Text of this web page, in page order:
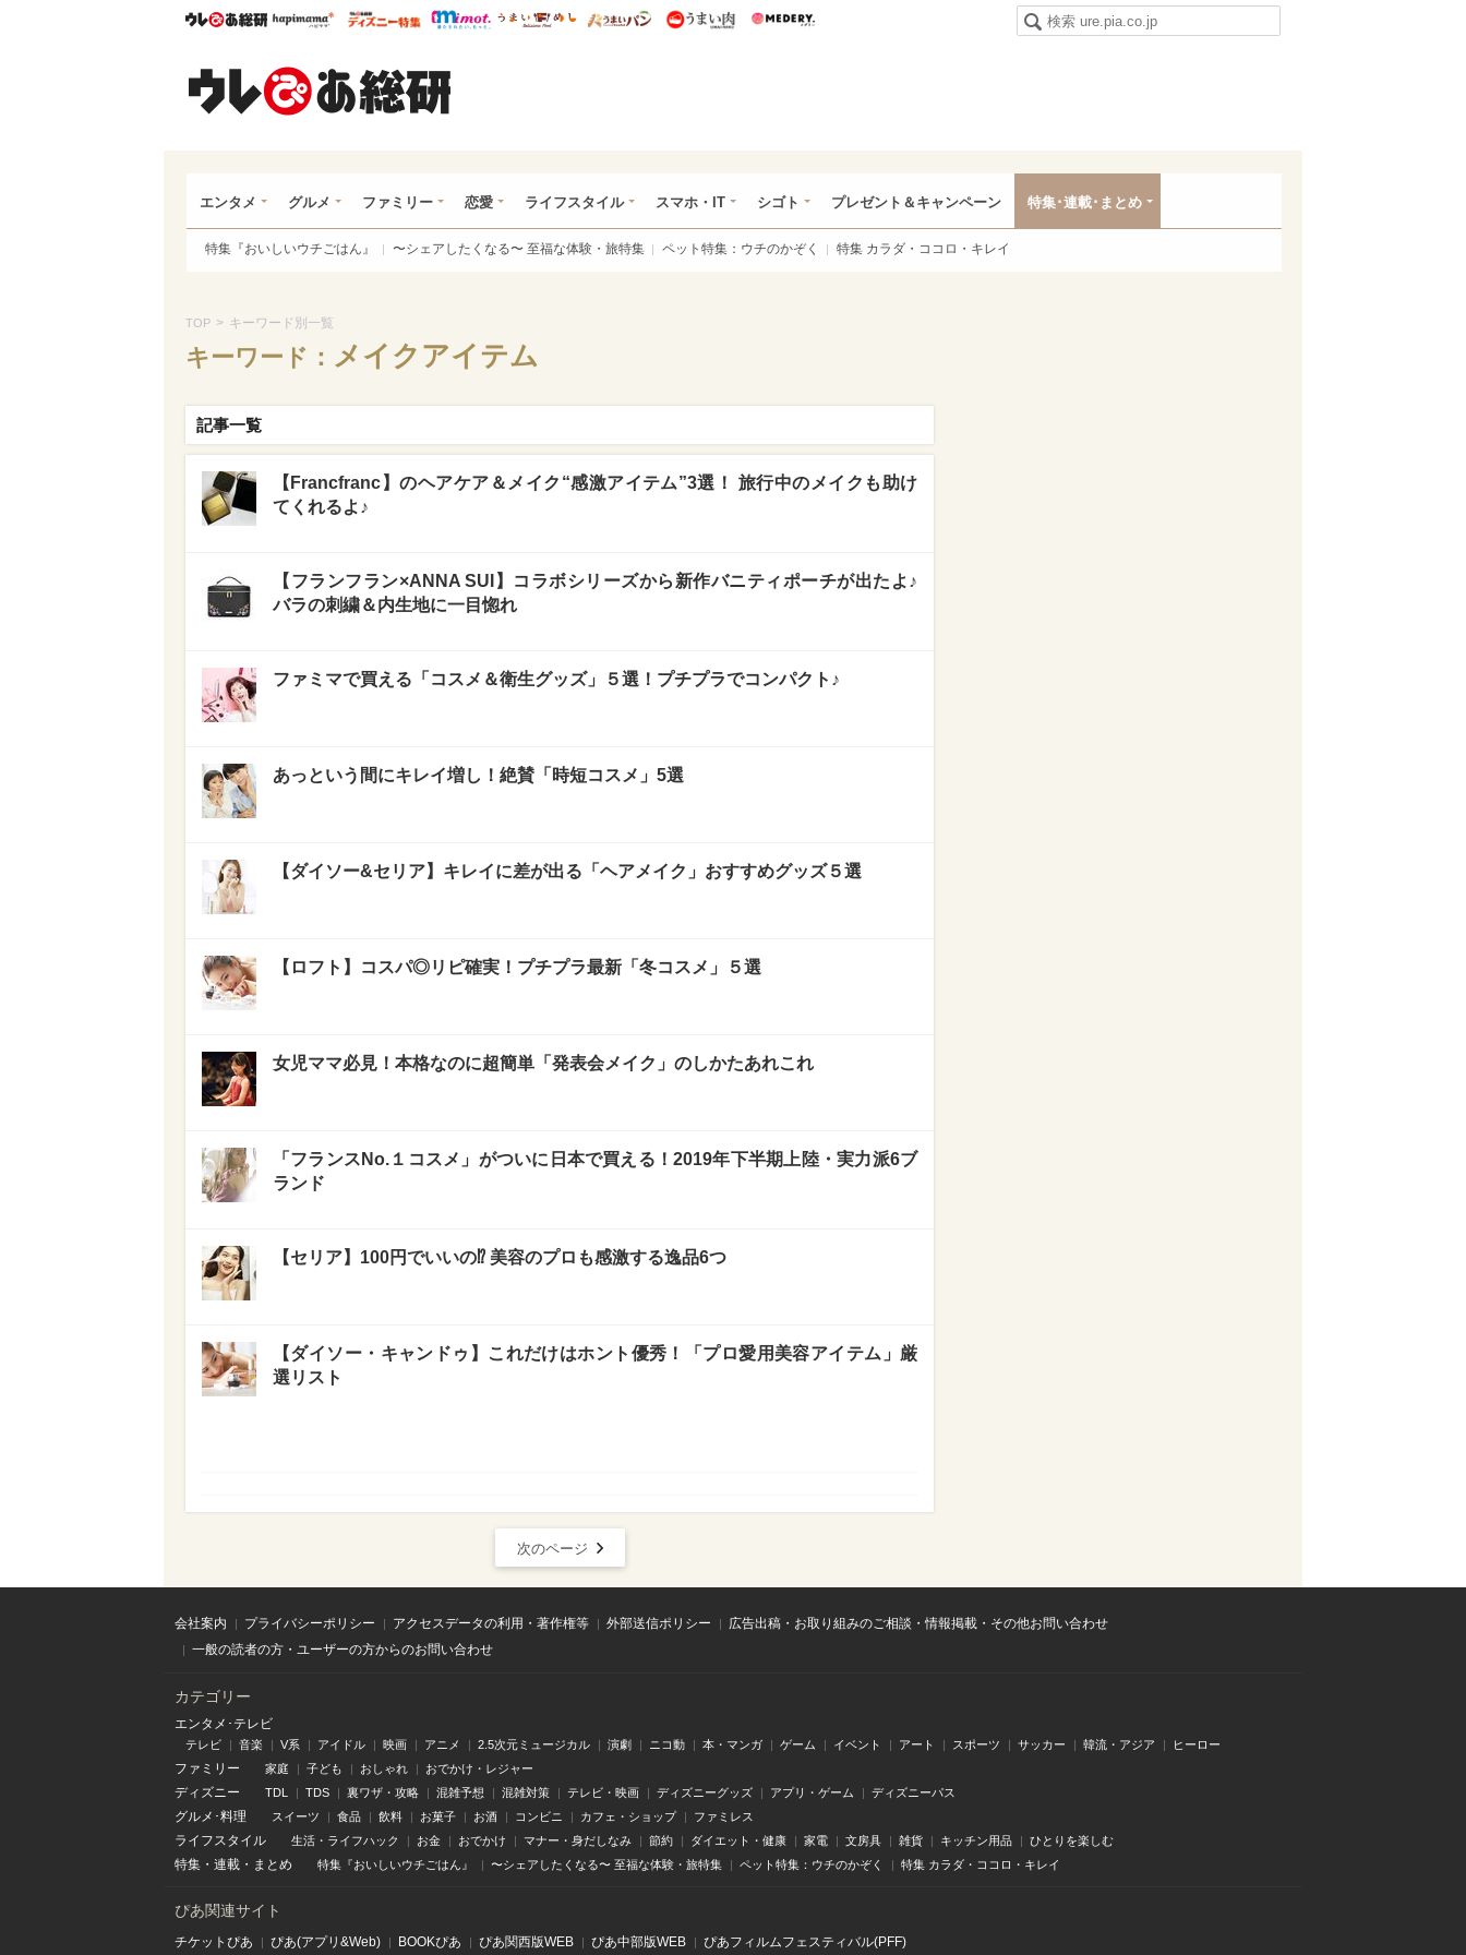
ウレぴあ総研ハピママ* ウレぴあ総研 ディズニー特集
mimot. うまいめし うまいパン うまい肉
エンタメ グルメ ファミリー 恋愛 ライフスタイル スマホ・IT シゴト プレゼント＆キャンペーン 特集･連載･まとめ
特集『おいしいウチごはん』 〜シェアしたくなる〜 至福な体験・旅特集 ペット特集：ウチのかぞく 特集 カラダ・ココロ・キレイ
TOP > キーワード別一覧
キーワード： メイクアイテム
記事一覧
【Francfranc】のヘアケア＆メイク“感激アイテム”3選！ 旅行中のメイクも助け
てくれるよ♪
【フランフラン×ANNA SUI】コラボシリーズから新作バニティポーチが出たよ♪
バラの刺繍＆内生地に一目惚れ
ファミマで買える「コスメ＆衛生グッズ」５選！プチプラでコンパクト♪
あっという間にキレイ増し！絶賛「時短コスメ」5選
【ダイソー&セリア】キレイに差が出る「ヘアメイク」おすすめグッズ５選
【ロフト】コスパ◎リピ確実！プチプラ最新「冬コスメ」５選
女児ママ必見！本格なのに超簡単「発表会メイク」のしかたあれこれ
「フランスNo.１コスメ」がついに日本で買える！2019年下半期上陸・実力派6ブ
ランド
【セリア】100円でいいの⁉ 美容のプロも感激する逸品6つ
【ダイソー・キャンドゥ】これだけはホント優秀！「プロ愛用美容アイテム」厳
選リスト
次のページ
会社案内 プライバシーポリシー アクセスデータの利用・著作権等 外部送信ポリシー
広告出稿・お取り組みのご相談・情報掲載・その他お問い合わせ
一般の読者の方・ユーザーの方からのお問い合わせ
カテゴリー
エンタメ･テレビ
テレビ 音楽 V系 アイドル 映画 アニメ 2.5次元ミュージカル 演劇 ニコ動 本・マンガ ゲーム イベント アート スポーツ サッカー 韓流・アジア ヒーロー
ファミリー 家庭 子ども おしゃれ おでかけ・レジャー
ディズニー TDL TDS 裏ワザ・攻略 混雑予想 混雑対策 テレビ・映画 ディズニーグッズ アプリ・ゲーム ディズニーパス
グルメ･料理 スイーツ 食品 飲料 お菓子 お酒 コンビニ カフェ・ショップ ファミレス
ライフスタイル 生活・ライフハック お金 おでかけ マナー・身だしなみ 節約 ダイエット・健康 家電 文房具 雑貨 キッチン用品 ひとりを楽しむ
特集 ・ 連載 ・ まとめ 特集『おいしいウチごはん』 〜シェアしたくなる〜 至福な体験・旅特集 ペット特集：ウチのかぞく 特集 カラダ・ココロ・キレイ
ぴあ関連サイト
チケットぴあ ぴあ(アプリ&Web) BOOKぴあ ぴあ関⻄版WEB ぴあ中部版WEB ぴあフィルムフェスティバル(PFF)